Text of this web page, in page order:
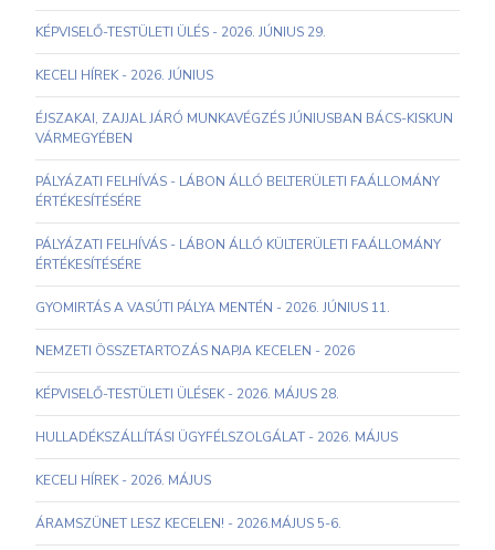
KÉPVISELŐ-TESTÜLETI ÜLÉS - 2026. JÚNIUS 29.
KECELI HÍREK - 2026. JÚNIUS
ÉJSZAKAI, ZAJJAL JÁRÓ MUNKAVÉGZÉS JÚNIUSBAN BÁCS-KISKUN
VÁRMEGYÉBEN
PÁLYÁZATI FELHÍVÁS - LÁBON ÁLLÓ BELTERÜLETI FAÁLLOMÁNY
ÉRTÉKESÍTÉSÉRE
PÁLYÁZATI FELHÍVÁS - LÁBON ÁLLÓ KÜLTERÜLETI FAÁLLOMÁNY
ÉRTÉKESÍTÉSÉRE
GYOMIRTÁS A VASÚTI PÁLYA MENTÉN - 2026. JÚNIUS 11.
NEMZETI ÖSSZETARTOZÁS NAPJA KECELEN - 2026
KÉPVISELŐ-TESTÜLETI ÜLÉSEK - 2026. MÁJUS 28.
HULLADÉKSZÁLLÍTÁSI ÜGYFÉLSZOLGÁLAT - 2026. MÁJUS
KECELI HÍREK - 2026. MÁJUS
ÁRAMSZÜNET LESZ KECELEN! - 2026.MÁJUS 5-6.